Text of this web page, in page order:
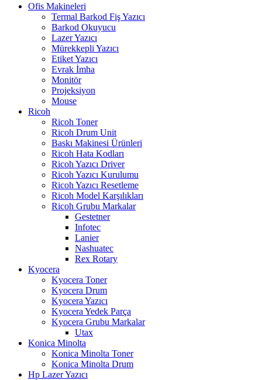
Ofis Makineleri
Termal Barkod Fiş Yazıcı
Barkod Okuyucu
Lazer Yazıcı
Mürekkepli Yazıcı
Etiket Yazıcı
Evrak İmha
Monitör
Projeksiyon
Mouse
Ricoh
Ricoh Toner
Ricoh Drum Unit
Baskı Makinesi Ürünleri
Ricoh Hata Kodları
Ricoh Yazıcı Driver
Ricoh Yazıcı Kurulumu
Ricoh Yazıcı Resetleme
Ricoh Model Karşılıkları
Ricoh Grubu Markalar
Gestetner
Infotec
Lanier
Nashuatec
Rex Rotary
Kyocera
Kyocera Toner
Kyocera Drum
Kyocera Yazıcı
Kyocera Yedek Parça
Kyocera Grubu Markalar
Utax
Konica Minolta
Konica Minolta Toner
Konica Minolta Drum
Hp Lazer Yazıcı